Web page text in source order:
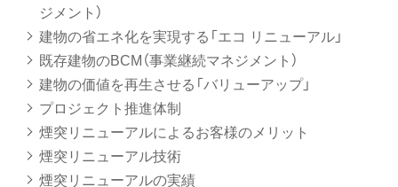
ジメント）
建物の省エネ化を実現する「エコ リニューアル」
既存建物のBCM（事業継続マネジメント）
建物の価値を再生させる「バリューアップ」
プロジェクト推進体制
煙突リニューアルによるお客様のメリット
煙突リニューアル技術
煙突リニューアルの実績